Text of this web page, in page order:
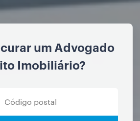
um Advogado
Imobiliário?